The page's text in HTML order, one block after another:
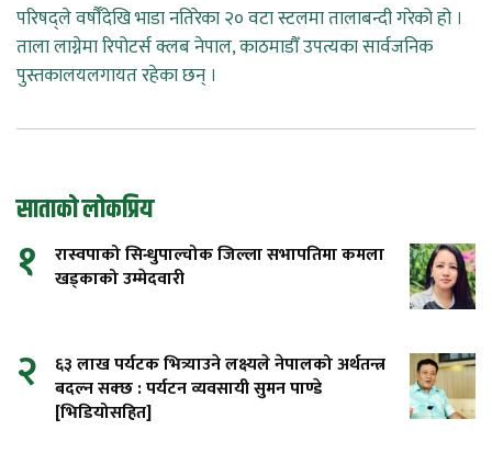
परिषद्ले वर्षौँदेखि भाडा नतिरेका २० वटा स्टलमा तालाबन्दी गरेको हो ।
ताला लाग्नेमा रिपोटर्स क्लब नेपाल, काठमाडौँ उपत्यका सार्वजनिक
पुस्तकालयलगायत रहेका छन् ।
साताको लोकप्रिय
१
रास्वपाको सिन्धुपाल्चोक जिल्ला सभापतिमा कमला
खड्काको उम्मेदवारी
२
६३ लाख पर्यटक भित्र्याउने लक्ष्यले नेपालको अर्थतन्त्र
बदल्न सक्छ : पर्यटन व्यवसायी सुमन पाण्डे
[भिडियोसहित]